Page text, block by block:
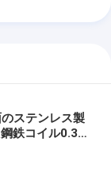
ステンレス製
鉄コイル0.3-